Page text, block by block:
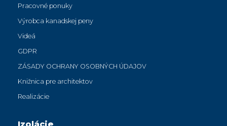
Pracovné ponuky
Výrobca kanadskej peny
Videá
GDPR
ZÁSADY OCHRANY OSOBNÝCH ÚDAJOV
Knižnica pre architektov
Realizácie
Izolácie